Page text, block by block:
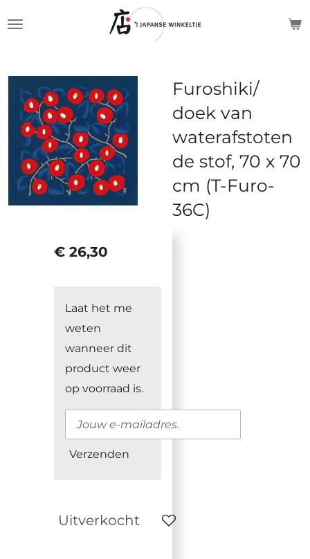
de
hoofdinhoud
Furoshiki/
doek van
waterafstoten
de stof, 70 x 70
cm (T-Furo-
36C)
€ 26,30
Laat het me
weten
wanneer dit
product weer
op voorraad is.
Verzenden
Uitverkocht